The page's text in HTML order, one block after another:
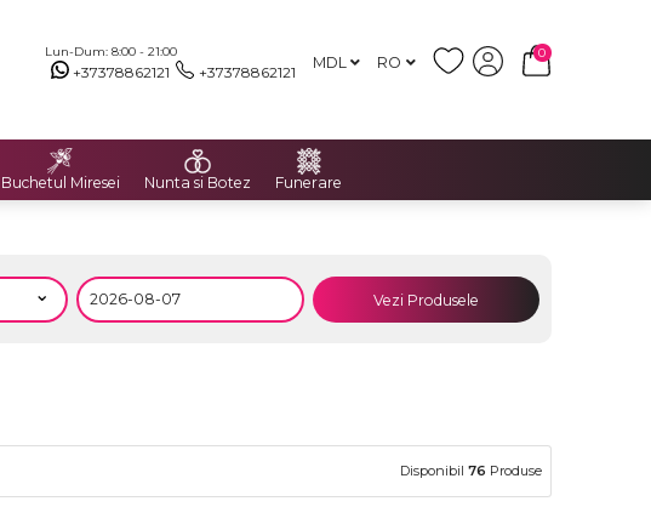
Lun-Dum: 8:00 - 21:00
+37378862121 +37378862121 MDL RO
0
Buchetul Miresei Nunta si Botez Funerare
Vezi Produsele
Disponibil 76 Produse